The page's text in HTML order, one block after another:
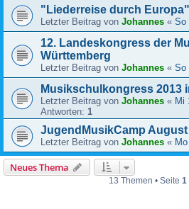
"Liederreise durch Europa"
Letzter Beitrag von Johannes « So
12. Landeskongress der
Württemberg
Letzter Beitrag von Johannes « So
Musikschulkongress 2013
Letzter Beitrag von Johannes « Mi
Antworten: 1
JugendMusikCamp
Letzter Beitrag von Johannes «
Neues Thema
13 Themen • Seite 1